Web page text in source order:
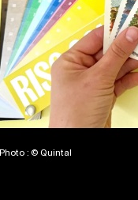
Photo : © Quintal